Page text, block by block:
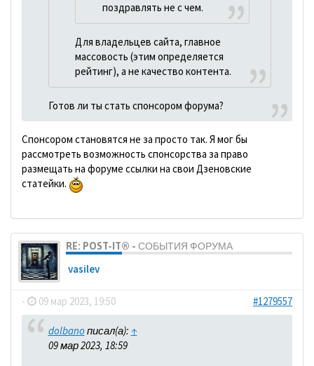
поздравлять не с чем.
Для владельцев сайта, главное
массовость (этим определяется
рейтинг), а не качество контента.
Готов ли ты стать спонсором форума?
Спонсором становятся не за просто так. Я мог бы
рассмотреть возможность спонсорства за право
размещать на форуме ссылки на свои Дзеновские
статейки.
RE: POST-IT® - СОБЫТИЯ ФОРУМА
vasilev
- 09 мар 2023, 19:50 #1279557
dolbano писал(а): ↑
09 мар 2023, 18:59